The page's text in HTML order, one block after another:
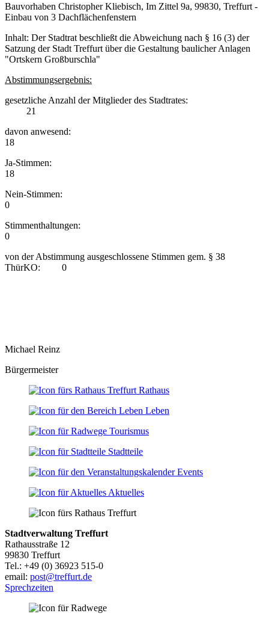
Bauvorhaben Christopher Kliebisch, Im Zittel 9a, 99830, Treffurt -
Einbau von 3 Dachflächenfenstern
Inhalt: Der Stadtrat beschließt die Abweichung nach § 16 (3) der
Satzung der Stadt Treffurt über die Gestaltung baulicher Anlagen
"Ortskern Großburschla"
Abstimmungsergebnis:
gesetzliche Anzahl der Mitglieder des Stadtrates:
21
davon anwesend:
18
Ja-Stimmen:
18
Nein-Stimmen:
0
Stimmenthaltungen:
0
von der Abstimmung ausgeschlossene Stimmen gem. § 38
ThürKO: 0
Michael Reinz
Bürgermeister
Rathaus
Leben
Tourismus
Stadtteile
Events
Aktuelles
Stadtverwaltung Treffurt
Rathausstraße 12
99830 Treffurt
Tel.: +49 (0) 36923 515-0
email: post@treffurt.de
Sprechzeiten